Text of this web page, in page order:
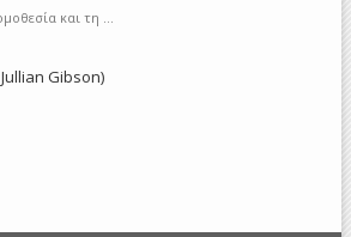
και τη ...
Gibson)